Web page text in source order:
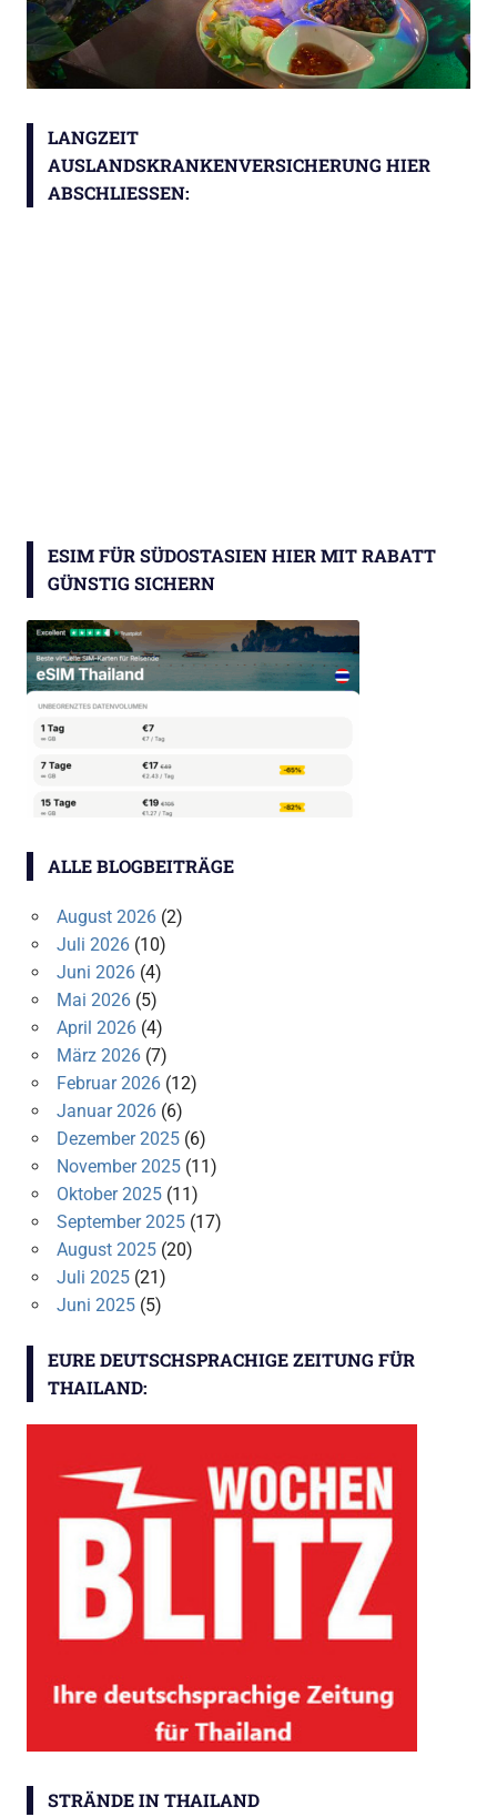
LANGZEIT
AUSLANDSKRANKENVERSICHERUNG HIER
ABSCHLIESSEN:
ESIM FÜR SÜDOSTASIEN HIER MIT RABATT
GÜNSTIG SICHERN
ALLE BLOGBEITRÄGE
August 2026(2)
Juli 2026(10)
Juni 2026(4)
Mai 2026(5)
April 2026(4)
März 2026(7)
Februar 2026(12)
Januar 2026(6)
Dezember 2025(6)
November 2025(11)
Oktober 2025(11)
September 2025(17)
August 2025(20)
Juli 2025(21)
Juni 2025(5)
EURE DEUTSCHSPRACHIGE ZEITUNG FÜR
THAILAND:
STRÄNDE IN THAILAND